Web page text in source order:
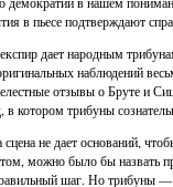
в пьесе подтверждают
дает народным
наблюдений
отзывы о Бруте и
котором трибуны
не дает оснований,
можно было бы назвать
шаг. Но трибуны